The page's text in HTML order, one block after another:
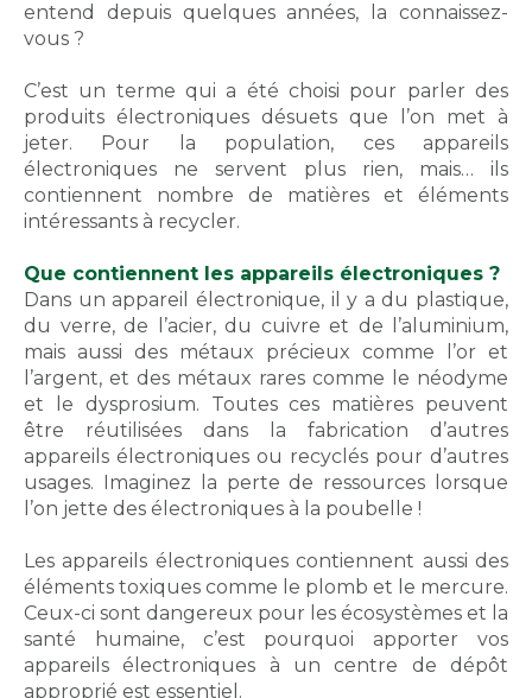
entend depuis quelques années, la connaissez-
vous ?
C’est un terme qui a été choisi pour parler des
produits électroniques désuets que l’on met à
jeter. Pour la population, ces appareils
électroniques ne servent plus rien, mais… ils
contiennent nombre de matières et éléments
intéressants à recycler.
Que contiennent les appareils électroniques ?
Dans un appareil électronique, il y a du plastique,
du verre, de l’acier, du cuivre et de l’aluminium,
mais aussi des métaux précieux comme l’or et
l’argent, et des métaux rares comme le néodyme
et le dysprosium. Toutes ces matières peuvent
être réutilisées dans la fabrication d’autres
appareils électroniques ou recyclés pour d’autres
usages. Imaginez la perte de ressources lorsque
l’on jette des électroniques à la poubelle !
Les appareils électroniques contiennent aussi des
éléments toxiques comme le plomb et le mercure.
Ceux-ci sont dangereux pour les écosystèmes et la
santé humaine, c’est pourquoi apporter vos
appareils électroniques à un centre de dépôt
approprié est essentiel.